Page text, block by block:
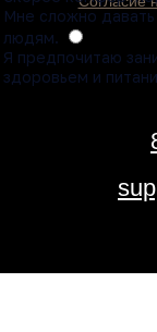
Мне сложно
людям.
Я предпочитаю
здоровьем и